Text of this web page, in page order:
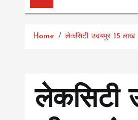
Home लेकसिटी उदयपुर 15 लाख
लेकसिटी